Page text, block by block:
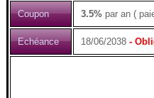
Coupon 3.5% par an (
Echéance 18/06/2038 -